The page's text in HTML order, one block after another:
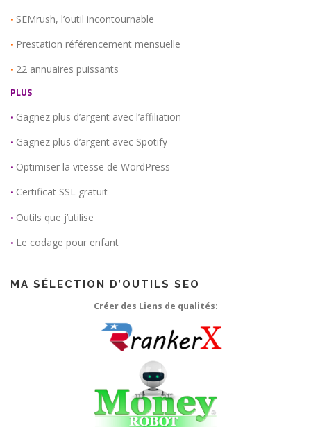
• SEMrush, l’outil incontournable
• Prestation référencement mensuelle
• 22 annuaires puissants
PLUS
• Gagnez plus d’argent avec l’affiliation
• Gagnez plus d’argent avec Spotify
• Optimiser la vitesse de WordPress
• Certificat SSL gratuit
• Outils que j’utilise
• Le codage pour enfant
MA SÉLECTION D’OUTILS SEO
Créer des Liens de qualités: